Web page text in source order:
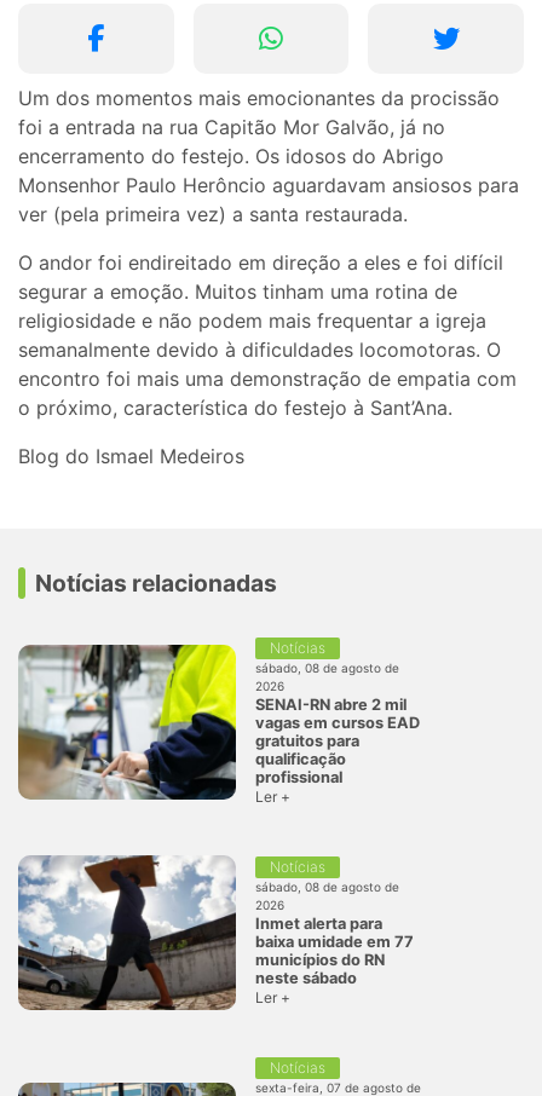
Um dos momentos mais emocionantes da procissão
foi a entrada na rua Capitão Mor Galvão, já no
encerramento do festejo. Os idosos do Abrigo
Monsenhor Paulo Herôncio aguardavam ansiosos para
ver (pela primeira vez) a santa restaurada.
O andor foi endireitado em direção a eles e foi difícil
segurar a emoção. Muitos tinham uma rotina de
religiosidade e não podem mais frequentar a igreja
semanalmente devido à dificuldades locomotoras. O
encontro foi mais uma demonstração de empatia com
o próximo, característica do festejo à Sant’Ana.
Blog do Ismael Medeiros
Notícias relacionadas
Notícias
sábado, 08 de agosto de
2026
SENAI-RN abre 2 mil
vagas em cursos EAD
gratuitos para
qualificação
profissional
Ler +
Notícias
sábado, 08 de agosto de
2026
Inmet alerta para
baixa umidade em 77
municípios do RN
neste sábado
Ler +
Notícias
sexta-feira, 07 de agosto de